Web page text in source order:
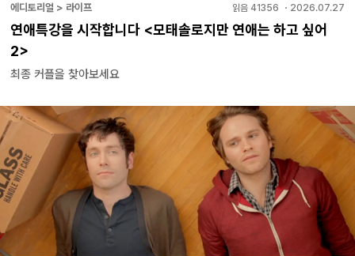
에디토리얼 > 라이프 읽음 41356 ・ 2026.07.27
연애특강을 시작합니다 <모태솔로지만 연애는 하고 싶어
2>
최종 커플을 찾아보세요